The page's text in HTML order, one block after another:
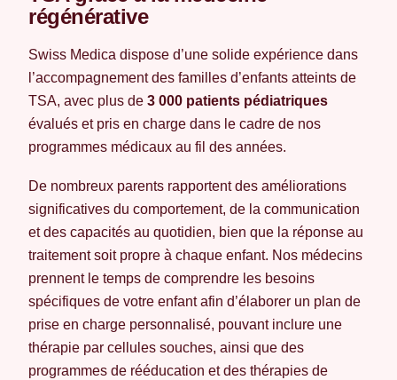
régénérative
Swiss Medica dispose d’une solide expérience dans
l’accompagnement des familles d’enfants atteints de
TSA, avec plus de 3 000 patients pédiatriques
évalués et pris en charge dans le cadre de nos
programmes médicaux au fil des années.
De nombreux parents rapportent des améliorations
significatives du comportement, de la communication
et des capacités au quotidien, bien que la réponse au
traitement soit propre à chaque enfant. Nos médecins
prennent le temps de comprendre les besoins
spécifiques de votre enfant afin d’élaborer un plan de
prise en charge personnalisé, pouvant inclure une
thérapie par cellules souches, ainsi que des
programmes de rééducation et des thérapies de